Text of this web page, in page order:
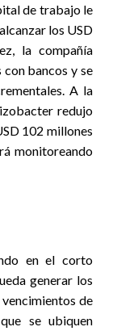
de trabajo le
los USD
la compañía
bancos y se
A la
redujo
102 millones
monitoreando
en el corto
generar los
de
se ubiquen